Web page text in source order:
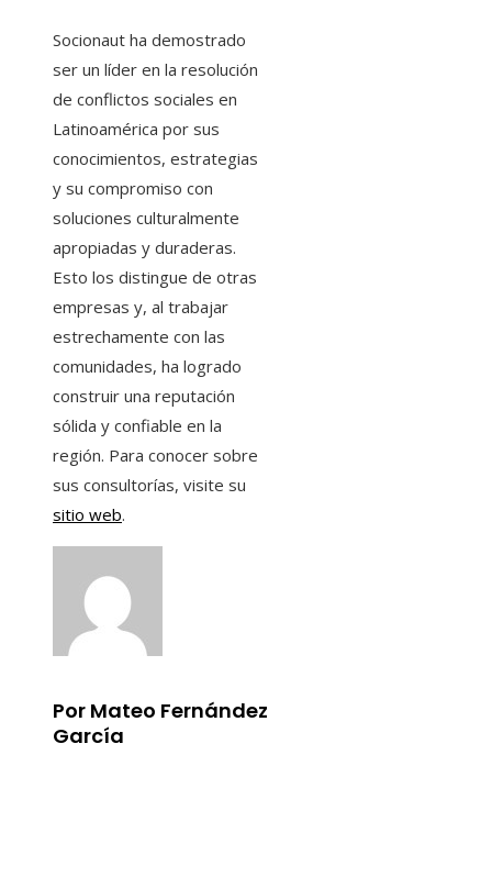
Socionaut ha demostrado
ser un líder en la resolución
de conflictos sociales en
Latinoamérica por sus
conocimientos, estrategias
y su compromiso con
soluciones culturalmente
apropiadas y duraderas.
Esto los distingue de otras
empresas y, al trabajar
estrechamente con las
comunidades, ha logrado
construir una reputación
sólida y confiable en la
región. Para conocer sobre
sus consultorías, visite su
sitio web.
Por Mateo Fernández
García